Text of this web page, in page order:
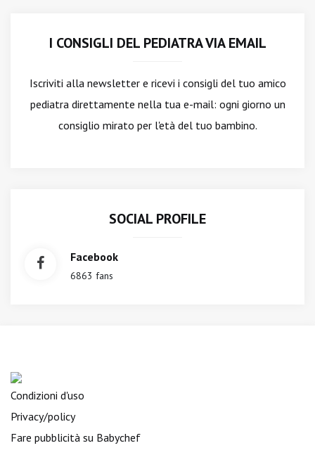
I CONSIGLI DEL PEDIATRA VIA EMAIL
Iscriviti alla newslettere ricevi i consigli del tuo amico
pediatra direttamente nella tua e-mail: ogni giorno un
consiglio mirato per l'età del tuo bambino.
SOCIAL PROFILE
Facebook
6863 fans
Condizioni d'uso
Privacy/policy
Fare pubblicità su Babychef